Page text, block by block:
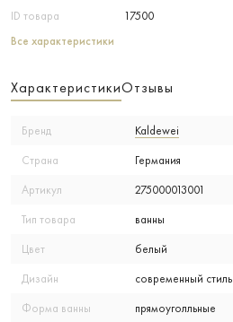
ID товара 17500
Все характеристики
ХарактеристикиОтзывы
Бренд Kaldewei
Страна Германия
Артикул 275000013001
Тип товара ванны
Цвет белый
Дизайн современный стиль
Форма ванны прямоуголльные